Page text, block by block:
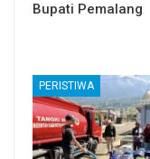
Bupati Pemalang
PERISTIWA